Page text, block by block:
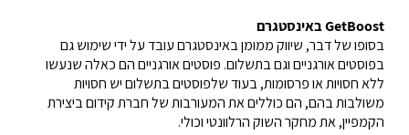
GetBoost באינסטגרם
בסופו של דבר, שיווק ממומן באינסטגרם עובד על ידי שימוש גם
בפוסטים אורגניים וגם בתשלום. פוסטים אורגניים הם כאלה שנעשו
ללא חסויות או פרסומות, בעוד שלפוסטים בתשלום יש חסויות
משולבות בהם, הם כוללים את המעורבות של חברת קידום ביצירת
הקמפיין, את מחקר השוק הרלוונטי וכולי.